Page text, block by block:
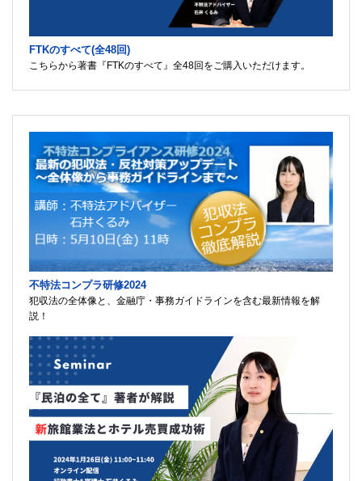
FTKのすべて(全48回)
こちらから著書『FTKのすべて』全48回をご購入いただけます。
不特法コンプラ研修2024
犯収法の全体像と、金融庁・事務ガイドラインを含む最新情報を解
説！